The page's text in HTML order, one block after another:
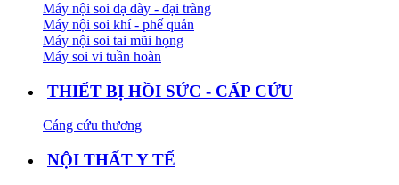
Máy nội soi dạ dày - đại tràng
Máy nội soi khí - phế quản
Máy nội soi tai mũi họng
Máy soi vi tuần hoàn
THIẾT BỊ HỒI SỨC - CẤP CỨU
Cáng cứu thương
NỘI THẤT Y TẾ